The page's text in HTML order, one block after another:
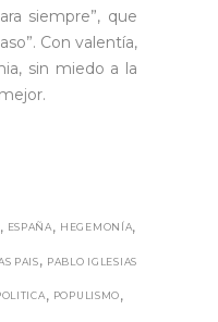
siempre”, que
Con valentía,
sin miedo a la
, ESPAÑA, HEGEMONÍA,
PAIS, PABLO IGLESIAS
, POPULISMO,